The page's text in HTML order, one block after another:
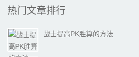
热门文章排行
战士提高PK胜算的方法